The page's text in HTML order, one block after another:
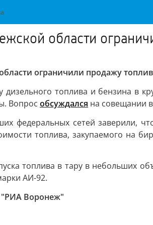
области
ограничили продажу
топлива и бензина в
Вопрос обсуждался на совещании
федеральных сетей заверили,
топлива, закупаемого на
топлива в тару в небольших
АИ-92.
Воронеж"